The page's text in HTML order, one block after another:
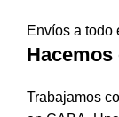
Envíos a todo
Hacemos
Trabajamos